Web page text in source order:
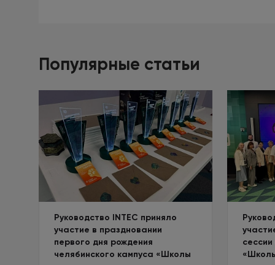
Популярные статьи
Руководство INTEC приняло
участие в праздновании
первого дня рождения
челябинского кампуса «Школы